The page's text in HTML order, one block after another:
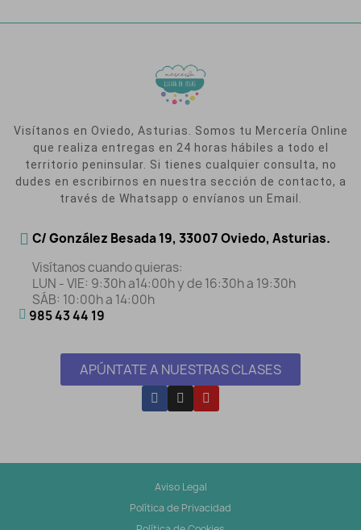
Visítanos en Oviedo, Asturias. Somos tu Mercería Online
que realiza entregas en 24 horas hábiles a todo el
territorio peninsular. Si tienes cualquier consulta, no
dudes en escribirnos en nuestra sección de contacto, a
través de Whatsapp o envíanos un Email.
C/ González Besada 19, 33007 Oviedo, Asturias.
Visítanos cuando quieras:
LUN - VIE: 9:30h a14:00h y de 16:30h a 19:30h
SÁB: 10:00h a 14:00h
985 43 44 19
APÚNTATE A NUESTRAS CLASES
Aviso Legal
Política de Privacidad